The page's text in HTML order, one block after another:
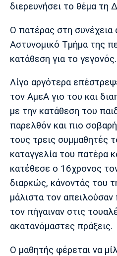
διερευνήσει το θέμα τη
Ο πατέρας στη συνέχεια
Αστυνομικό Τμήμα της
κατάθεση για το γεγονός.
Λίγο αργότερα
τον ΑμεΑ γιο του και
με την κατάθεση του
παρελθόν και πιο
τους τρεις συμμαθητές
καταγγελία του πατέρα
κατέθεσε ο 16χρονος
διαρκώς, κάνοντάς του
μάλιστα τον
τον πήγαιναν στις
ακατανόμαστες πράξεις.
Ο μαθητής φέρεται να